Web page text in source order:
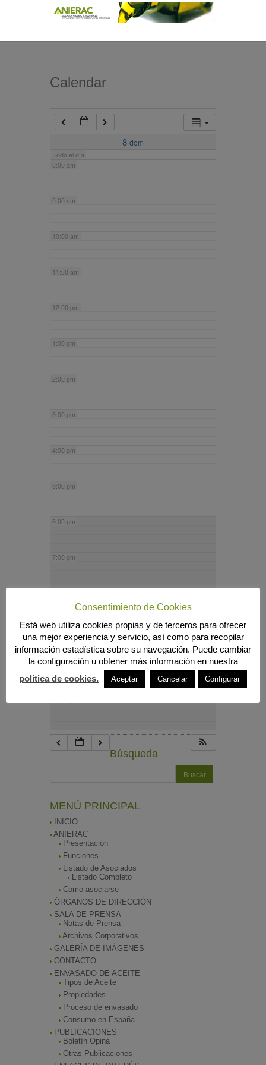
Calendar
8 dom
Todo el día
7:00 am
8:00 am
9:00 am
10:00 am
11:00 am
12:00 pm
1:00 pm
2:00 pm
3:00 pm
4:00 pm
5:00 pm
6:00 pm
7:00 pm
9:00 pm
10:00 pm
Búsqueda
MENÚ PRINCIPAL
INICIO
ANIERAC
Presentación
Funciones
Listado de Asociados
Listado Completo
Como asociarse
ÓRGANOS DE DIRECCIÓN
SALA DE PRENSA
Notas de Prensa
Archivos Corporativos
GALERÍA DE IMÁGENES
CONTACTO
ENVASADO DE ACEITE
Tipos de Aceite
Propiedades
Proceso de envasado
Consumo en España
PUBLICACIONES
Boletín Opina
Otras Publicaciones
Consentimiento de Cookies
Está web utiliza cookies propias y de terceros para ofrecer
una mejor experiencia y servicio, así como para recopilar
información estadística sobre su navegación. Puede cambiar
la configuración u obtener más información en nuestra
política de cookies.
Aceptar Cancelar Configurar